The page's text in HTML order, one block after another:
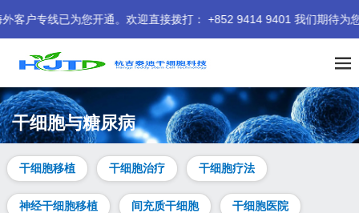
已为您开通。欢迎直接拨打： +852 9414 9401 我们期待为您服务。
干细胞与糖尿病
干细胞移植 干细胞治疗 干细胞疗法
神经干细胞移植 间充质干细胞 干细胞医院